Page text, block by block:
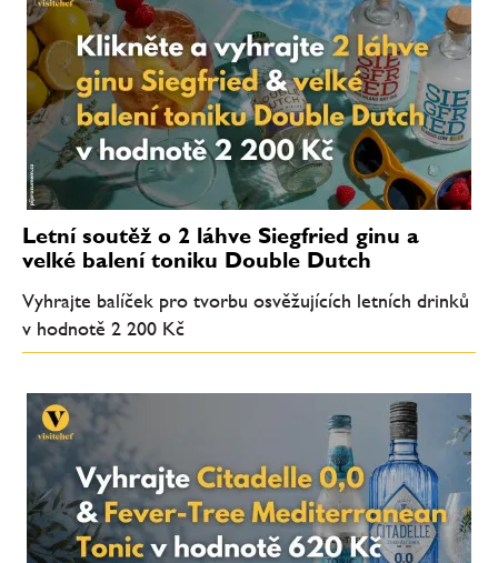
Letní soutěž o 2 láhve Siegfried ginu a
velké balení toniku Double Dutch
Vyhrajte balíček pro tvorbu osvěžujících letních drinků
v hodnotě 2 200 Kč